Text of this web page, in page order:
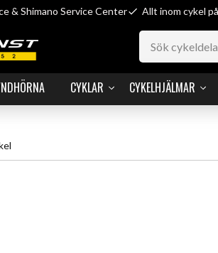
& Shimano Service Center Allt inom cykel
CYKLAR CYKELHJÄLMAR